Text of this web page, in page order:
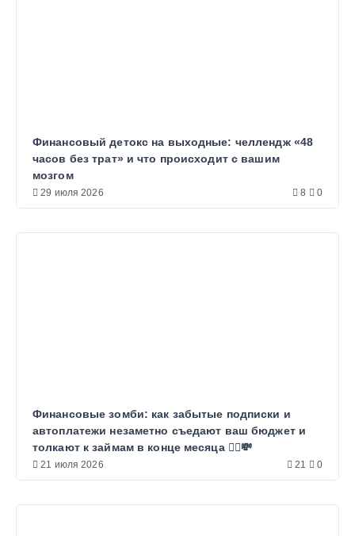
Финансовый детокс на выходные: челлендж «48
часов без трат» и что происходит с вашим
мозгом
29 июля 2026 8 0
Финансовые зомби: как забытые подписки и
автоплатежи незаметно съедают ваш бюджет и
толкают к займам в конце месяца 🧟‍♂️💸
21 июля 2026 21 0